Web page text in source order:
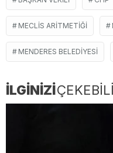
MECLIS ARITMETIĞI
MENDERES BELEDIYESI
İLGİNİZİ